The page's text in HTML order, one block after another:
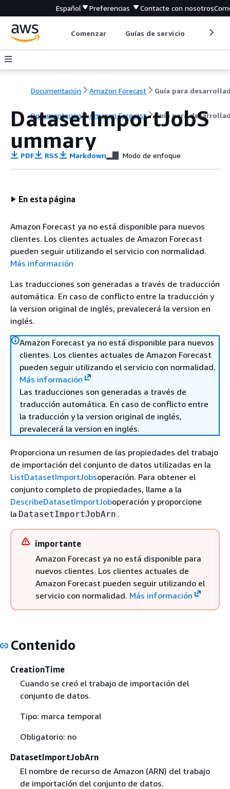
Español Preferencias Contacte con nosotros
Comenzar Guías de servicio
Documentación Amazon Forecast
Documentación Amazon Forecast Guía para
DatasetImportJobS
ummary
PDF RSS Markdown Modo de enfoque
En esta página
Amazon Forecast ya no está disponible para nuevos
clientes. Los clientes actuales de Amazon Forecast
pueden seguir utilizando el servicio con normalidad.
Más información
Las traducciones son generadas a través de traducción
automática. En caso de conflicto entre la traducción y
la version original de inglés, prevalecerá la version en
inglés.
Amazon Forecast ya no está disponible para nuevos
clientes. Los clientes actuales de Amazon Forecast
pueden seguir utilizando el servicio con normalidad.
Más información
Las traducciones son generadas a través de
traducción automática. En caso de conflicto entre
la traducción y la version original de inglés,
prevalecerá la version en inglés.
Proporciona un resumen de las propiedades del trabajo
de importación del conjunto de datos utilizadas en la
ListDatasetImportJobsoperación. Para obtener el
conjunto completo de propiedades, llame a la
DescribeDatasetImportJoboperación y proporcione
la DatasetImportJobArn .
importante
Amazon Forecast ya no está disponible para
nuevos clientes. Los clientes actuales de
Amazon Forecast pueden seguir utilizando el
servicio con normalidad. Más información
Contenido
CreationTime
Cuando se creó el trabajo de importación del
conjunto de datos.
Tipo: marca temporal
Obligatorio: no
DatasetImportJobArn
El nombre de recurso de Amazon (ARN) del trabajo
de importación del conjunto de datos.